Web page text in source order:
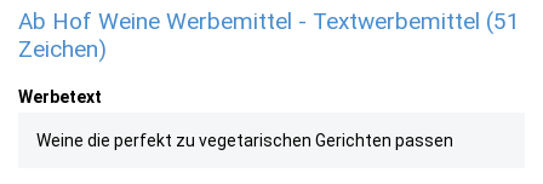
Ab Hof Weine Werbemittel - Textwerbemittel (51
Zeichen)
Werbetext
Weine die perfekt zu vegetarischen Gerichten passen